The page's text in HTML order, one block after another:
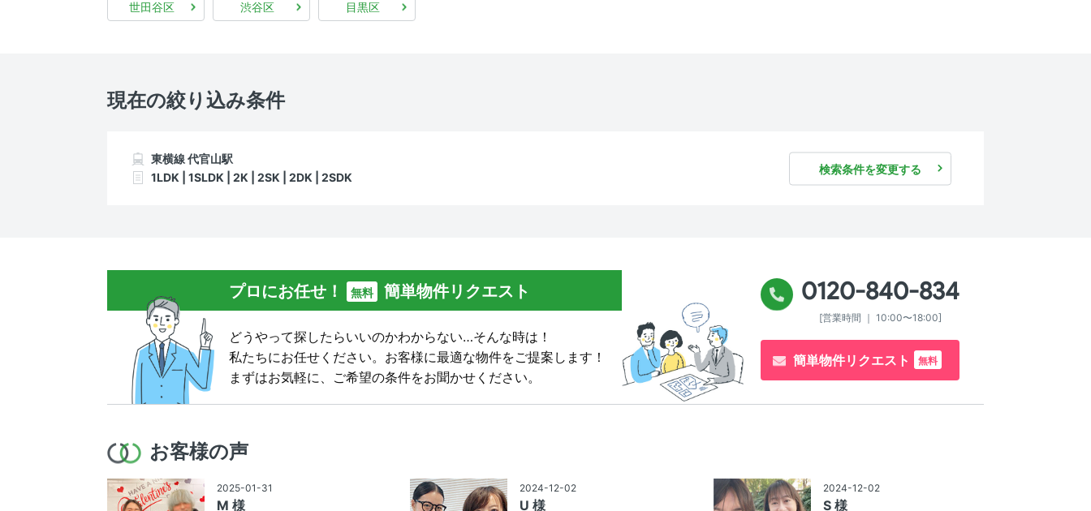
世田谷区 渋谷区 目黒区
現在の絞り込み条件
東横線 代官山駅
1LDK | 1SLDK | 2K | 2SK | 2DK | 2SDK
検索条件を変更する
プロにお任せ！ 無料 簡単物件リクエスト
どうやって探したらいいのかわからない…そんな時は！
私たちにお任せください。 お客様に最適な物件をご提案します！
まずはお気軽に、ご希望の条件をお聞かせください。
0120-840-834
[営業時間 ｜ 10:00〜18:00]
簡単物件リクエスト 無料
お客様の声
2025-01-31
M 様
2024-12-02
U 様
2024-12-02
S 様